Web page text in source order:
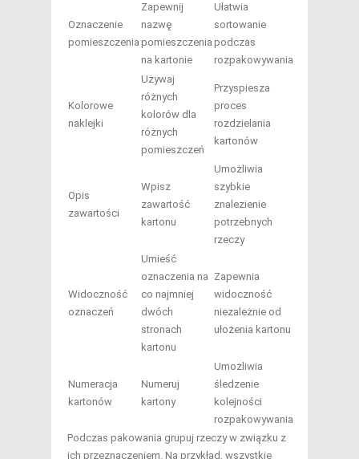
Oznaczenie
pomieszczenia
Zapewnij
nazwę
pomieszczenia
na kartonie
Ułatwia
sortowanie
podczas
rozpakowywania
Kolorowe
naklejki
Używaj
różnych
kolorów dla
różnych
pomieszczeń
Przyspiesza
proces
rozdzielania
kartonów
Opis
zawartości
Wpisz
zawartość
kartonu
Umożliwia
szybkie
znalezienie
potrzebnych
rzeczy
Widoczność
oznaczeń
Umieść
oznaczenia na
co najmniej
dwóch
stronach
kartonu
Zapewnia
widoczność
niezależnie od
ułożenia kartonu
Numeracja
kartonów
Numeruj
kartony
Umożliwia
śledzenie
kolejności
rozpakowywania
Podczas pakowania grupuj rzeczy w związku z
ich przeznaczeniem. Na przykład, wszystkie